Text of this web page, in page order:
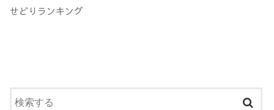
せどりランキング